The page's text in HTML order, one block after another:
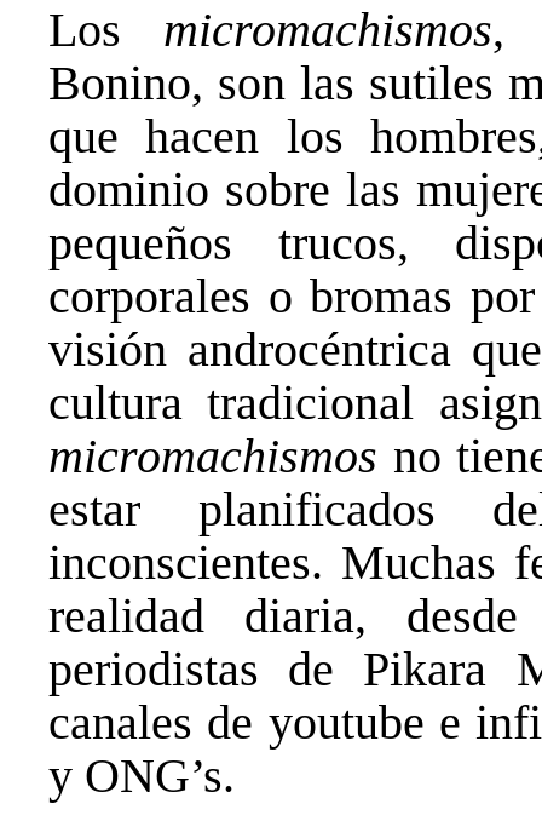
Los micromachismos,
Bonino, son las sutiles
que hacen los
dominio sobre las
pequeños trucos,
corporales o bromas
visión androcéntrica
cultura tradicional
micromachismos no
estar planificados
inconscientes. Muchas
realidad diaria,
periodistas de Pikara
canales de youtube e
y ONG’s.